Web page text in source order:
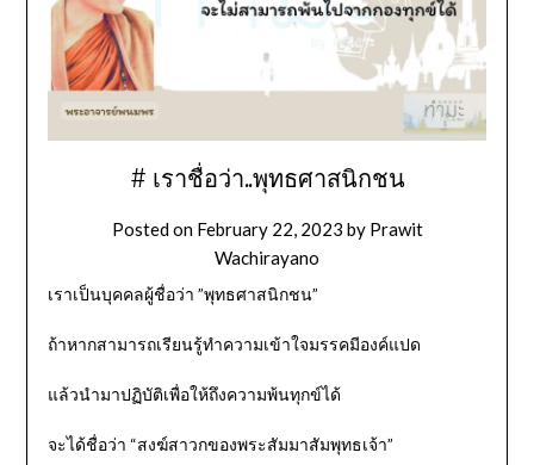
# เราชื่อว่า..พุทธศาสนิกชน
Posted on February 22, 2023 by Prawit
Wachirayano
เราเป็นบุคคลผู้ชื่อว่า ”พุทธศาสนิกชน”
ถ้าหากสามารถเรียนรู้ทำความเข้าใจมรรคมีองค์แปด
แล้วนำมาปฏิบัติเพื่อให้ถึงความพ้นทุกข์ได้
จะได้ชื่อว่า “สงฆ์สาวกของพระสัมมาสัมพุทธเจ้า”